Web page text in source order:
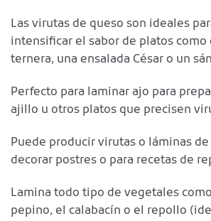
Las virutas de queso son ideales
intensificar el sabor de platos como
ternera, una ensalada César o un
Perfecto para laminar ajo para
ajillo u otros platos que precisen
Puede producir virutas o láminas
decorar postres o para recetas de
Lamina todo tipo de vegetales
pepino, el calabacín o el repollo